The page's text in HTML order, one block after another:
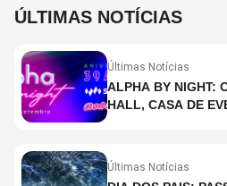
ÚLTIMAS NOTÍCIAS
Últimas Notícias
ALPHA BY NIGHT:
HALL, CASA DE
Últimas Notícias